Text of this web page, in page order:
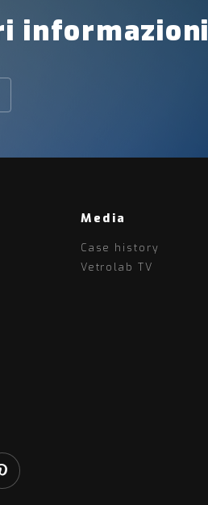
informazioni
Media
Case history
Vetrolab TV